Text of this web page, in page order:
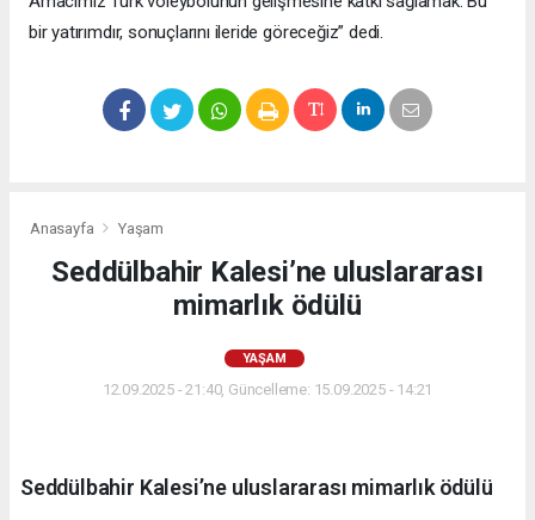
bir yatırımdır, sonuçlarını ileride göreceğiz” dedi.
Anasayfa Yaşam
Seddülbahir Kalesi’ne uluslararası
mimarlık ödülü
YAŞAM
12.09.2025 - 21:40, Güncelleme: 15.09.2025 - 14:21
Seddülbahir Kalesi’ne uluslararası mimarlık ödülü